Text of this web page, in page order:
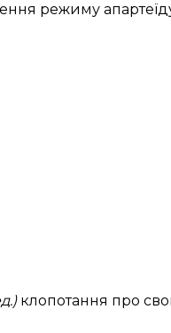
режиму
клопотання про